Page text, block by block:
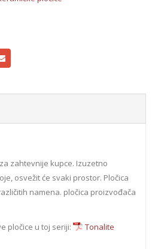
zahtevnije kupce. Izuzetno
osvežit će svaki prostor. Pločica
namena. pločica proizvođača
pločice u toj seriji:
Tonalite